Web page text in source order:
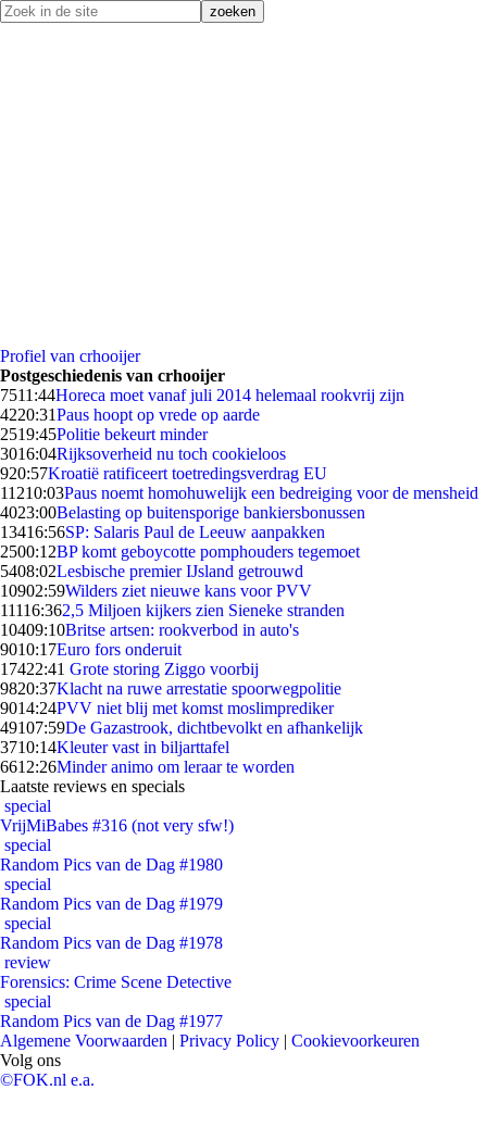
Profiel van crhooijer
Postgeschiedenis van crhooijer
7511:44Horeca moet vanaf juli 2014 helemaal rookvrij zijn
4220:31Paus hoopt op vrede op aarde
2519:45Politie bekeurt minder
3016:04Rijksoverheid nu toch cookieloos
920:57Kroatië ratificeert toetredingsverdrag EU
11210:03Paus noemt homohuwelijk een bedreiging voor de mensheid
4023:00Belasting op buitensporige bankiersbonussen
13416:56SP: Salaris Paul de Leeuw aanpakken
2500:12BP komt geboycotte pomphouders tegemoet
5408:02Lesbische premier IJsland getrouwd
10902:59Wilders ziet nieuwe kans voor PVV
11116:362,5 Miljoen kijkers zien Sieneke stranden
10409:10Britse artsen: rookverbod in auto's
9010:17Euro fors onderuit
17422:41 Grote storing Ziggo voorbij
9820:37Klacht na ruwe arrestatie spoorwegpolitie
9014:24PVV niet blij met komst moslimprediker
49107:59De Gazastrook, dichtbevolkt en afhankelijk
3710:14Kleuter vast in biljarttafel
6612:26Minder animo om leraar te worden
Laatste reviews en specials
special
VrijMiBabes #316 (not very sfw!)
special
Random Pics van de Dag #1980
special
Random Pics van de Dag #1979
special
Random Pics van de Dag #1978
review
Forensics: Crime Scene Detective
special
Random Pics van de Dag #1977
Algemene Voorwaarden | Privacy Policy | Cookievoorkeuren
Volg ons
©FOK.nl e.a.